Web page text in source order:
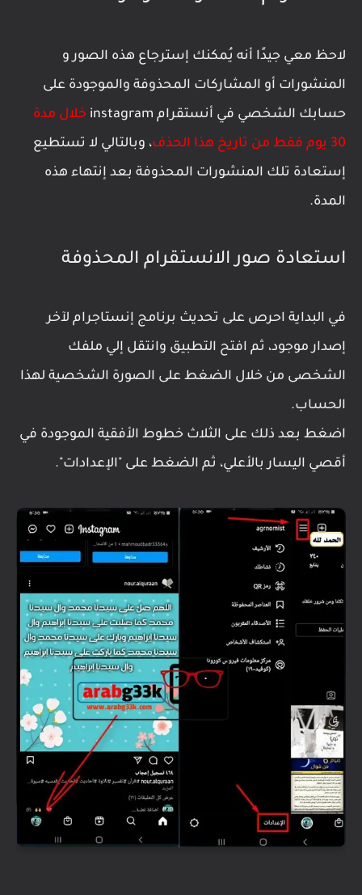
لاحظ معي جيدًا أنه يُمكنك إسترجاع هذه الصور و
المنشورات أو المشاركات المحذوفة والموجودة على
حسابك الشخصي في أنستقرام instagram
خلال مدة
30 يوم فقط من تاريخ هذا الحذف
، وبالتالي لا تستطيع
إستعادة تلك المنشورات المحذوفة بعد إنتهاء هذه
المدة.
استعادة صور الانستقرام المحذوفة
في البداية احرص على تحديث برنامج إنستاجرام لآخر
إصدار موجود، ثم افتح التطبيق وانتقل إلي ملفك
الشخصى من خلال الضغط على الصورة الشخصية لهذا
الحساب.
اضغط بعد ذلك على الثلاث خطوط الأفقية الموجودة في
أقصي اليسار بالأعلي، ثم الضغط على "الإعدادات".